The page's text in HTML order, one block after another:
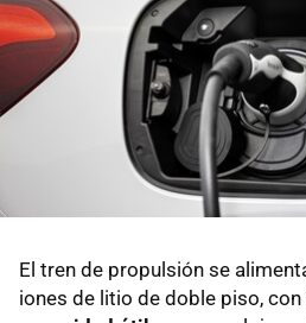
El tren de propulsión se
iones de litio de doble piso, con